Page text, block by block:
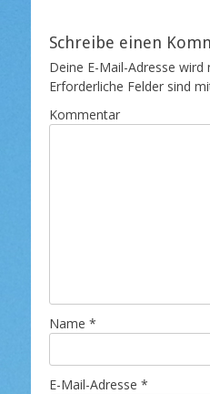
Schreibe einen
Deine E-Mail-Adresse
Erforderliche Felder sind
Kommentar
Name *
E-Mail-Adresse *